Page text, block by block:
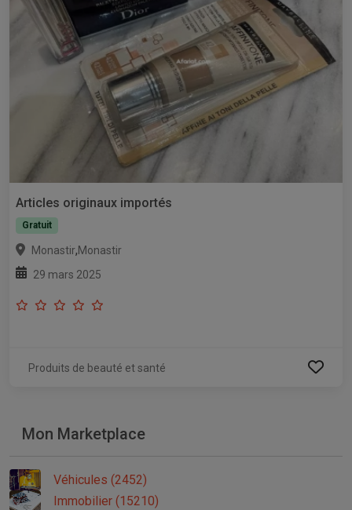
Articles originaux importés
Gratuit
Monastir,Monastir
29 mars 2025
Produits de beauté et santé
Mon Marketplace
Véhicules (2452)
Immobilier (15210)